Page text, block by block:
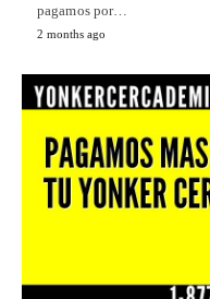
pagamos por…
2 months ago